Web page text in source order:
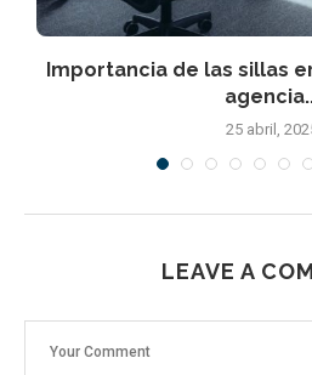
Importancia de las sillas
25 abril,
LEAVE A